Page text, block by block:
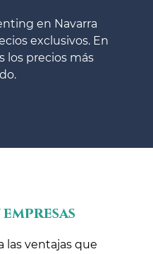
en Navarra
exclusivos. En
los precios más
las ventajas que